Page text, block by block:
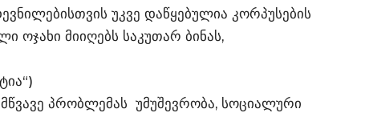
უკვე დაწყებულია კორპუსების
ოჯახი მიიღებს საკუთარ ბინას,
მწვავე პრობლემას უმუშევრობა, სოციალური